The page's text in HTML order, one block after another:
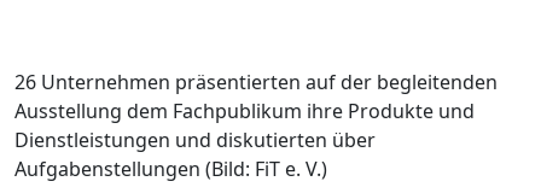
26 Unternehmen präsentierten auf der begleitenden
Ausstellung dem Fachpublikum ihre Produkte und
Dienstleistungen und diskutierten über
Aufgabenstellungen (Bild: FiT e. V.)